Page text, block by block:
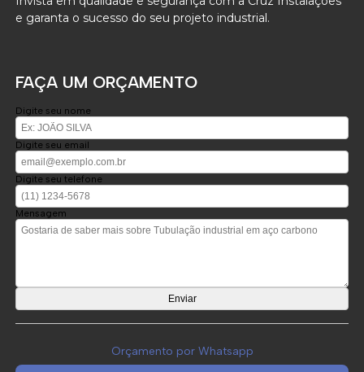
e garanta o sucesso do seu projeto industrial.
FAÇA UM ORÇAMENTO
Digite seu nome
Digite seu email
Digite seu telefone
Mensagem
Orçamento por Whatsapp